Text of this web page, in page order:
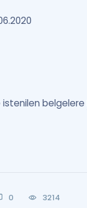
istenilen belgelere
0 3214